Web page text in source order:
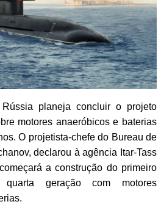
planeja concluir o projeto
motores anaeróbicos e baterias
O projetista-chefe do Bureau de
declarou à agência Itar-Tass
a construção do primeiro
geração com motores